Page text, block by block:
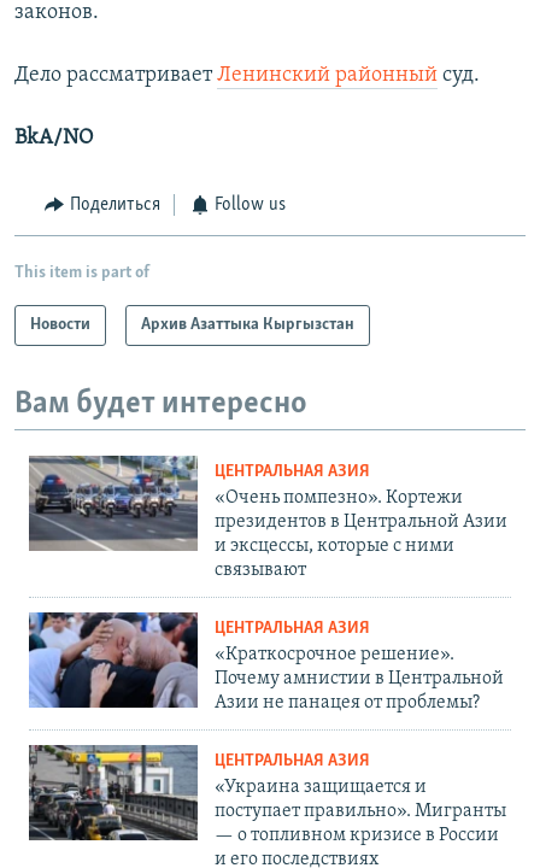
законов.
Дело рассматриваетЛенинский районный суд.
BkA/NO
Поделиться Follow us
This item is part of
Новости Архив Азаттыка Кыргызстан
Вам будет интересно
ЦЕНТРАЛЬНАЯ АЗИЯ
«Очень помпезно». Кортежи
президентов в Центральной Азии
и эксцессы, которые с ними
связывают
ЦЕНТРАЛЬНАЯ АЗИЯ
«Краткосрочное решение».
Почему амнистии в Центральной
Азии не панацея от проблемы?
ЦЕНТРАЛЬНАЯ АЗИЯ
«Украина защищается и
поступает правильно». Мигранты
— о топливном кризисе в России
и его последствиях